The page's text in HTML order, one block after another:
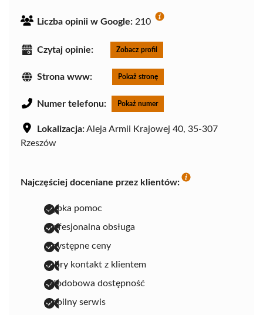
Liczba opinii w Google: 210
Czytaj opinie: Zobacz profil
Strona www: Pokaż stronę
Numer telefonu: Pokaż numer
Lokalizacja:Aleja Armii Krajowej 40, 35-307
Rzeszów
Najczęściej doceniane przez klientów:
szybka pomoc
profesjonalna obsługa
przystępne ceny
dobry kontakt z klientem
całodobowa dostępność
mobilny serwis